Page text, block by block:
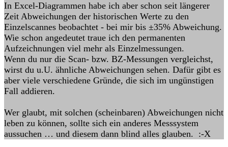
In Excel-Diagrammen habe ich aber schon seit längerer
Zeit Abweichungen der historischen Werte zu den
Einzelscannes beobachtet - bei mir bis ±35% Abweichung.
Wie schon angedeutet traue ich den permanenten
Aufzeichnungen viel mehr als Einzelmessungen.
Wenn du nur die Scan- bzw. BZ-Messungen vergleichst,
wirst du u.U. ähnliche Abweichungen sehen. Dafür gibt es
aber viele verschiedene Gründe, die sich im ungünstigen
Fall addieren.
Wer glaubt, mit solchen (scheinbaren) Abweichungen nicht
leben zu können, sollte sich ein anderes Messsystem
aussuchen … und diesem dann blind alles glauben. :-X